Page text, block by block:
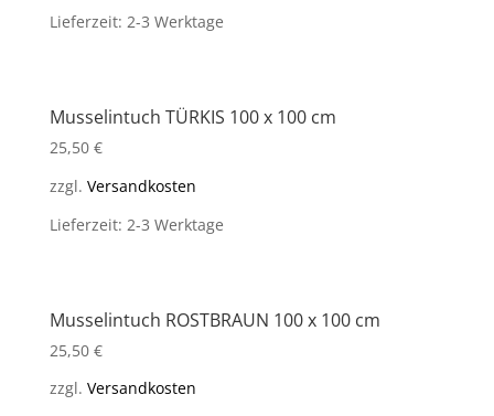
Lieferzeit: 2-3 Werktage
Musselintuch TÜRKIS 100 x 100 cm
25,50 €
zzgl. Versandkosten
Lieferzeit: 2-3 Werktage
Musselintuch ROSTBRAUN 100 x 100 cm
25,50 €
zzgl. Versandkosten